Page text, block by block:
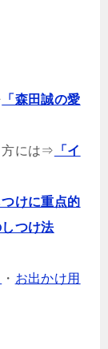
「森田誠の愛
方には⇒
「イ
けに重点的
つけ法
・ お出かけ用